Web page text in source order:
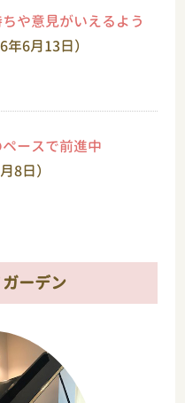
や意見がいえるよう
年6月13日）
ースで前進中
8日）
ーデン